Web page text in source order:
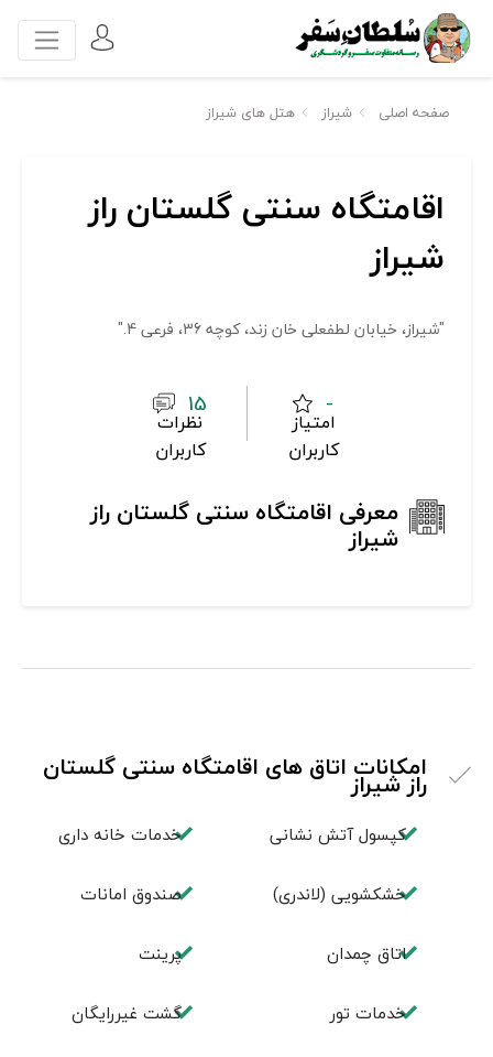
صفحه اصلی شیراز هتل های شیراز
اقامتگاه سنتی گلستان راز
شیراز
"شیراز، خیابان لطفعلی خان زند، کوچه 36، فرعی 4."
-
امتیاز
کاربران
15
نظرات
کاربران
معرفی اقامتگاه سنتی گلستان راز
شیراز
امکانات اتاق های اقامتگاه سنتی گلستان
راز شیراز
کپسول آتش نشانی خدمات خانه داری
خشکشویی (لاندری) صندوق امانات
اتاق چمدان پرینت
خدمات تور گشت غیررایگان